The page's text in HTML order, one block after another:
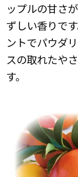
ップルの甘さ
ずしい香りで
ントでパウダ
スの取れたや
す。